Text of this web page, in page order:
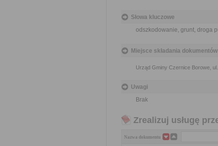
Słowa kluczowe
odszkodowanie, grunt, droga
Miejsce składania dokumentów
Urząd Gminy Czernice Borowe,
Uwagi
Brak
Zrealizuj usługę
Nazwa dokumentu